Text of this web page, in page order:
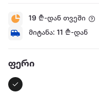
19 ₾-დან თვეში
მიტანა: 11 ₾-დან
ფერი